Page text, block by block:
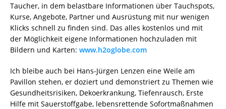
Taucher, in dem belastbare Informationen über Tauchspots,
Kurse, Angebote, Partner und Ausrüstung mit nur wenigen
Klicks schnell zu finden sind. Das alles kostenlos und mit
der Möglichkeit eigene Informationen hochzuladen mit
Bildern und Karten: www.h2oglobe.com
Ich bleibe auch bei Hans-Jürgen Lenzen eine Weile am
Pavillon stehen, er doziert und demonstriert zu Themen wie
Gesundheitsrisiken, Dekoerkrankung, Tiefenrausch, Erste
Hilfe mit Sauerstoffgabe, lebensrettende Sofortmaßnahmen